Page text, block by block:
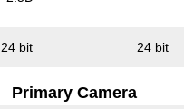
24 bit 24 bit
Primary Camera